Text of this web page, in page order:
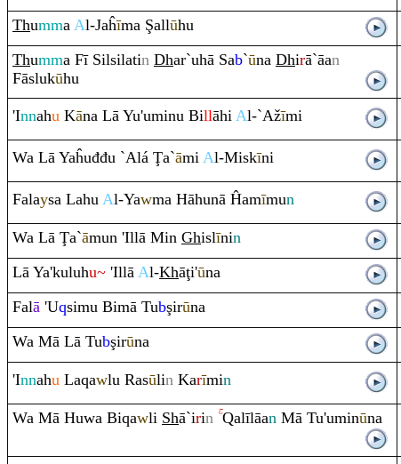
Thumma Al-Jaĥīma Şallūhu
Thumma Fī Silsilatin Dhar`uhā Sab`ūna Dhirā`āan
Fāslukūhu
'Innahu Kāna Lā Yu'uminu Billāhi Al-`Ažīmi
Wa Lā Yaĥuđđu `Alá Ţa`āmi Al-Miskīni
Falaysa Lahu Al-Yawma Hāhunā Ĥamīmun
Wa Lā Ţa`āmun 'Illā Min Ghislīnin
Lā Ya'kuluhu~ 'Illā Al-Khāţi'ūna
Falā 'Uqsimu Bimā Tubşirūna
Wa Mā Lā Tubşirūna
'Innahu Laqawlu Rasūlin Karīmin
Wa Mā Huwa Biqawli Shā`irin Qalīlāan Mā Tu'uminūna